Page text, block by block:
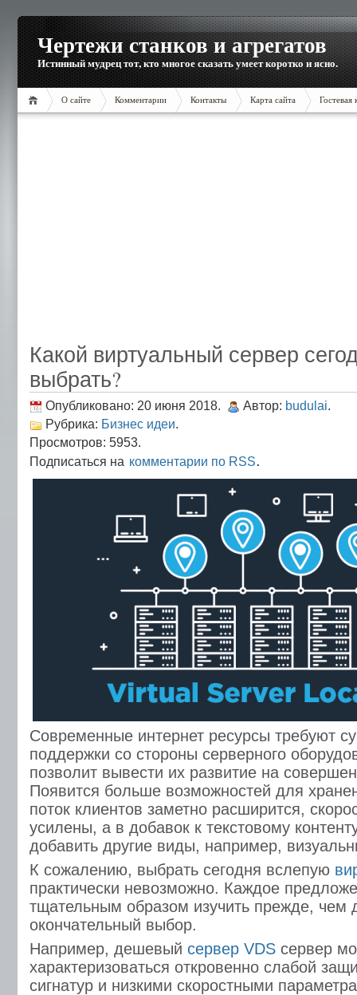
Чертежи станков и агрегатов
Истинный мудрец тот, кто многое сказать умеет коротко и ясно.
О сайте Комментарии Контакты Карта сайта Гостевая
Какой виртуальный сервер
выбрать?
Опубликовано: 20 июня 2018. Автор: budulai.
Рубрика: Бизнес идеи.
Просмотров: 5953.
Подписаться на комментарии по RSS.
Современные интернет ресурсы требуют
поддержки со стороны серверного
позволит вывести их развитие на
Появится больше возможностей для
поток клиентов заметно расширится,
усилены, а в добавок к текстовому
добавить другие виды, например,
К сожалению, выбрать сегодня вслепую
практически невозможно. Каждое
тщательным образом изучить прежде, чем
окончательный выбор.
Например, дешевый сервер VDS сервер
характеризоваться откровенно слабой
сигнатур и низкими скоростными